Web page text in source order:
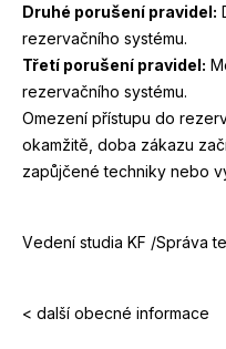
Druhé porušení pravidel:
rezervačního systému.
Třetí porušení pravidel:
rezervačního systému.
Omezení přístupu do
okamžitě, doba zákazu
zapůjčené techniky nebo
Vedení studia KF /​Správa
< další obecné informace